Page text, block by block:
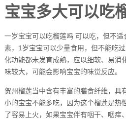
宝宝多大可以吃
一岁宝宝可以吃榴莲吗 可以吃，但不
素，1岁宝宝可以少量食用，但不能吃
化功能都未发育成熟，应以细软、易消
味较大，可能会影响宝宝的味觉反应。
贺州榴莲当中含有丰富的膳食纤维，具
小的宝宝不能多吃，因为这个榴莲是热
了容易上火，如果宝宝伴有咽干、咽痒